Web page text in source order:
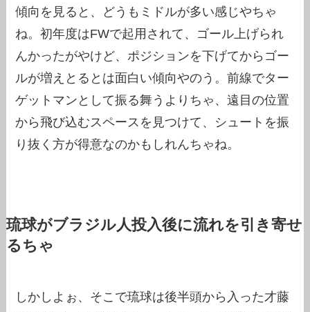
傾向を見ると、どうもミドルが多い感じやちゃ
ね。初年度はFWで起用されて、ゴール上げられ
んかったがやけど、ポジションを下げてからゴー
ルが増えとるとは面白い傾向やのう。前線でター
ゲットマンとして振る舞うよりちゃ、遠目の位置
から飛び込むスペースを見つけて、シュートを振
り抜く方が得意なのかもしれんちゃね。
琉球がブラジル人投入後に流れを引き寄せ
るちゃ
しかしよぉ、そこで琉球は後半頭から入った才藤